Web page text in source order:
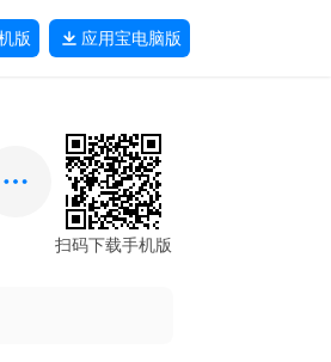
版 应用宝电脑版
扫码下载手机版